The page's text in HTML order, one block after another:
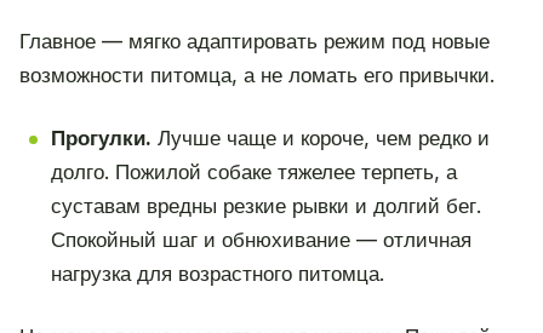
Главное — мягко адаптировать режим под новые
возможности питомца, а не ломать его привычки.
Прогулки. Лучше чаще и короче, чем редко и
долго. Пожилой собаке тяжелее терпеть, а
суставам вредны резкие рывки и долгий бег.
Спокойный шаг и обнюхивание — отличная
нагрузка для возрастного питомца.